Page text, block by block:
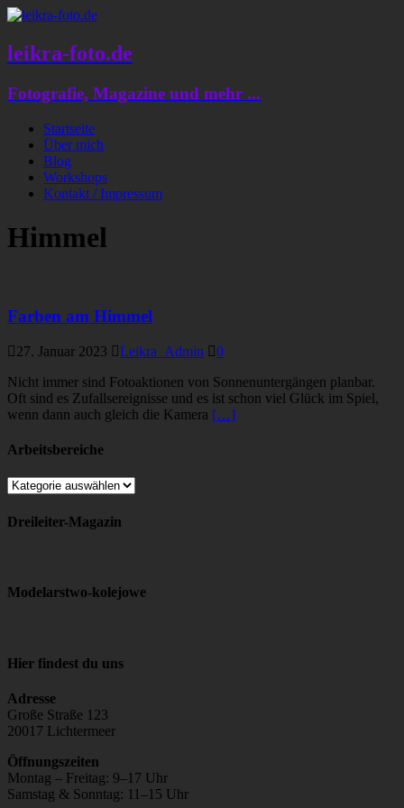
leikra-foto.de
Fotografie, Magazine und mehr ...
Startseite
Über mich
Blog
Workshops
Kontakt / Impressum
Himmel
Farben am Himmel
27. Januar 2023 Leikra_Admin
0
Nicht immer sind Fotoaktionen von Sonnenuntergängen planbar.
Oft sind es Zufallsereignisse und es ist schon viel Glück im Spiel,
wenn dann auch gleich die Kamera […]
Arbeitsbereiche
Arbeitsbereiche
Dreileiter-Magazin
Modelarstwo-kolejowe
Hier findest du uns
Adresse
Große Straße 123
20017 Lichtermeer
Öffnungszeiten
Montag – Freitag: 9–17 Uhr
Samstag & Sonntag: 11–15 Uhr